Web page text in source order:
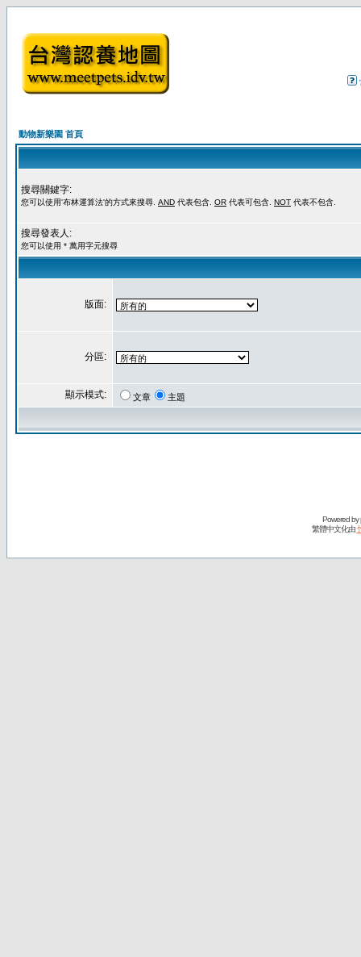
動物新樂園 首頁
搜尋關鍵字:
您可以使用'布林運算法'的方式來搜尋. AND 代表包含. OR 代表可包含. NOT 代表不包含.
搜尋發表人:
您可以使用 * 萬用字元搜尋
版面:
分區:
顯示模式: 文章 主題
Powered by
繁體中文化由